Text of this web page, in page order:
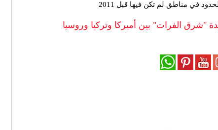
في مناطق لم تكن فيها قبل 2011
"شرق الفرات" بين أميركا وتركيا وروسيا